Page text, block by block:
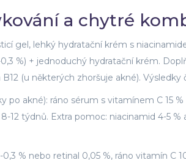
a chytré
gel, lehký hydratační krém s
%) + jednoduchý hydratační krém.
(u některých zhoršuje akné).
akné): ráno sérum s vitamínem C 15 %
12 týdnů. Extra pomoc: niacinamid 4-5 %
% nebo retinal 0,05 %, ráno vitamín C